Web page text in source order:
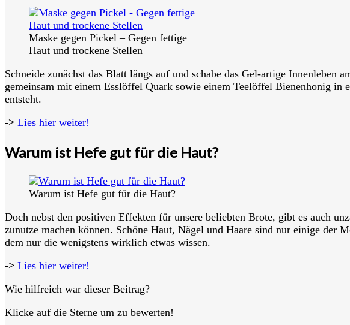
Maske gegen Pickel – Gegen fettige
Haut und trockene Stellen
Schneide zunächst das Blatt längs auf und schabe das Gel-artige Innenleben
gemeinsam mit einem Esslöffel Quark sowie einem Teelöffel Bienenhonig in
entsteht.
-> Lies hier weiter!
Warum ist Hefe gut für die Haut?
Warum ist Hefe gut für die Haut?
Doch nebst den positiven Effekten für unsere beliebten Brote, gibt es auch
zunutze machen können. Schöne Haut, Nägel und Haare sind nur einige
dem nur die wenigstens wirklich etwas wissen.
-> Lies hier weiter!
Wie hilfreich war dieser Beitrag?
Klicke auf die Sterne um zu bewerten!